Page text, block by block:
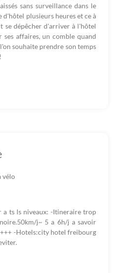
sans surveillance dans le
plusieurs heures et ce à
se dépêcher d'arriver à l'hôtel
affaires, un comble quand
souhaite prendre son temps
vélo
a ts ls niveaux: -Itineraire trop
j~ 5 a 6h/j a savoir
-Hotels:city hotel freibourg